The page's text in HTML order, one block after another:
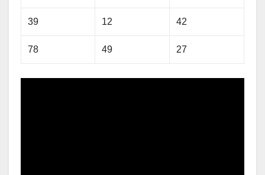
39 12 42
78 49 27